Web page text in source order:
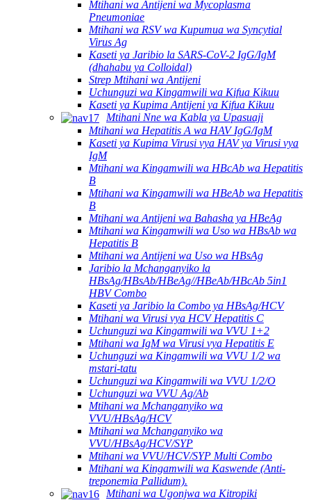
Mtihani wa Antijeni wa Mycoplasma
Pneumoniae
Mtihani wa RSV wa Kupumua wa Syncytial
Virus Ag
Kaseti ya Jaribio la SARS-CoV-2 IgG/IgM
(dhahabu ya Colloidal)
Strep Mtihani wa Antijeni
Uchunguzi wa Kingamwili wa Kifua Kikuu
Kaseti ya Kupima Antijeni ya Kifua Kikuu
Mtihani Nne wa Kabla ya Upasuaji
Mtihani wa Hepatitis A wa HAV IgG/IgM
Kaseti ya Kupima Virusi vya HAV ya Virusi vya
IgM
Mtihani wa Kingamwili wa HBcAb wa Hepatitis
B
Mtihani wa Kingamwili wa HBeAb wa Hepatitis
B
Mtihani wa Antijeni wa Bahasha ya HBeAg
Mtihani wa Kingamwili wa Uso wa HBsAb wa
Hepatitis B
Mtihani wa Antijeni wa Uso wa HBsAg
Jaribio la Mchanganyiko la
HBsAg/HBsAb/HBeAg//HBeAb/HBcAb 5in1
HBV Combo
Kaseti ya Jaribio la Combo ya HBsAg/HCV
Mtihani wa Virusi vya HCV Hepatitis C
Uchunguzi wa Kingamwili wa VVU 1+2
Mtihani wa IgM wa Virusi vya Hepatitis E
Uchunguzi wa Kingamwili wa VVU 1/2 wa
mstari-tatu
Uchunguzi wa Kingamwili wa VVU 1/2/O
Uchunguzi wa VVU Ag/Ab
Mtihani wa Mchanganyiko wa
VVU/HBsAg/HCV
Mtihani wa Mchanganyiko wa
VVU/HBsAg/HCV/SYP
Mtihani wa VVU/HCV/SYP Multi Combo
Mtihani wa Kingamwili wa Kaswende (Anti-
treponemia Pallidum).
Mtihani wa Ugonjwa wa Kitropiki